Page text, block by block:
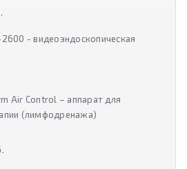
- видеоэндоскопическая
Air Control – аппарат для
(лимфодренажа)